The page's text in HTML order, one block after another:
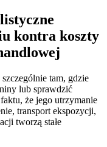
kontra koszty
tam, gdzie
lub sprawdzić
że jego utrzymanie
transport ekspozycji,
tworzą stałe